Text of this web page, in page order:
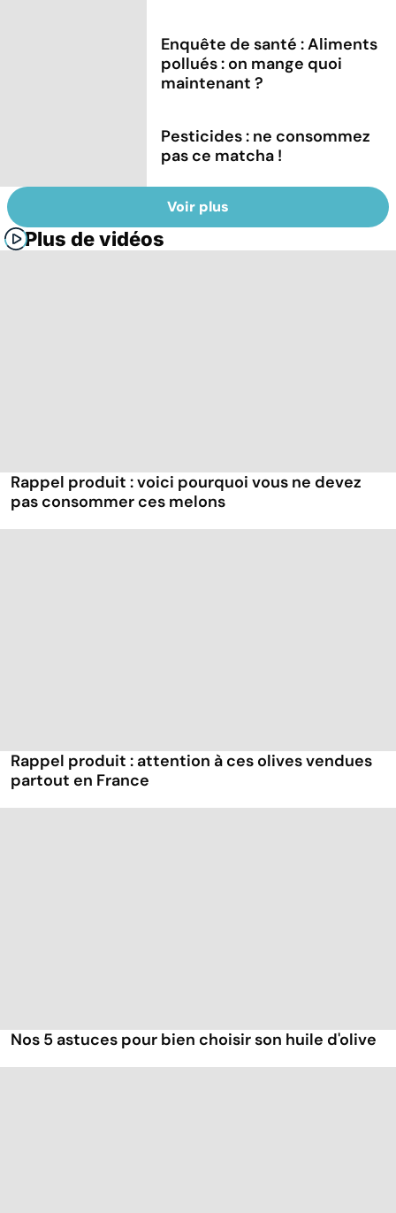
Enquête de santé : Aliments
pollués : on mange quoi
maintenant ?
Pesticides : ne consommez
pas ce matcha !
Voir plus
Plus de vidéos
Rappel produit : voici pourquoi vous ne devez
pas consommer ces melons
Rappel produit : attention à ces olives vendues
partout en France
Nos 5 astuces pour bien choisir son huile d'olive